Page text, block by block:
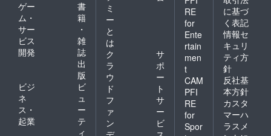
ゲー
ム・
サー
ビス
開発
書
籍
・
雑
誌
出
版
ビジ
ネ
ス・
起業
ビ
ュ
ー
テ
ィ
ミ
ー
と
は
ク
ラ
ウ
ド
フ
ァ
ン
サ
ポ
ー
ト
サ
ー
ビ
RE
for
Ente
rtain
men
t
CAM
PFI
RE
for
Spor
に基づ
く表記
情報セ
キュリ
ティ方
針
反社基
本方針
カスタ
マーハ
ラスメ